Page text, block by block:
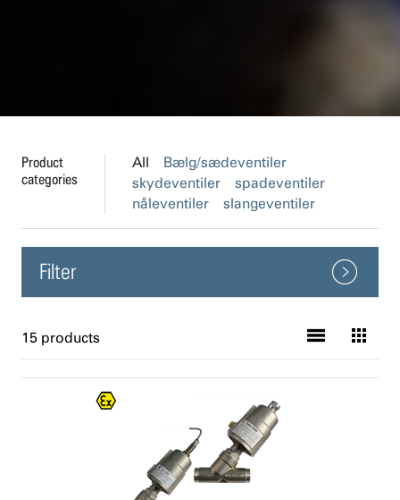
Product
categories
All
Bælg/sædeventiler
skydeventiler
spadeventiler
nåleventiler
slangeventiler
Filter
Spildevand
Vandværker
15 products